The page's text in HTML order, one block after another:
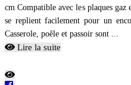
cm Compatible avec les plaques gaz
se replient facilement pour un
Casserole, poêle et passoir sont ...
Lire la suite